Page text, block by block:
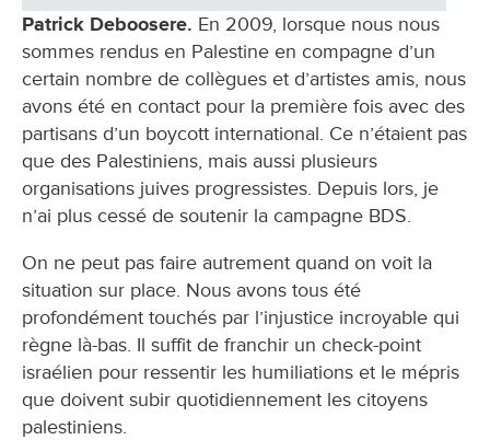
Patrick Deboosere. En 2009, lorsque nous nous
sommes rendus en Palestine en compagne d’un
certain nombre de collègues et d’artistes amis, nous
avons été en contact pour la première fois avec des
partisans d’un boycott international. Ce n’étaient pas
que des Palestiniens, mais aussi plusieurs
organisations juives progressistes. Depuis lors, je
n’ai plus cessé de soutenir la campagne BDS.
On ne peut pas faire autrement quand on voit la
situation sur place. Nous avons tous été
profondément touchés par l’injustice incroyable qui
règne là-bas. Il suffit de franchir un check-point
israélien pour ressentir les humiliations et le mépris
que doivent subir quotidiennement les citoyens
palestiniens.